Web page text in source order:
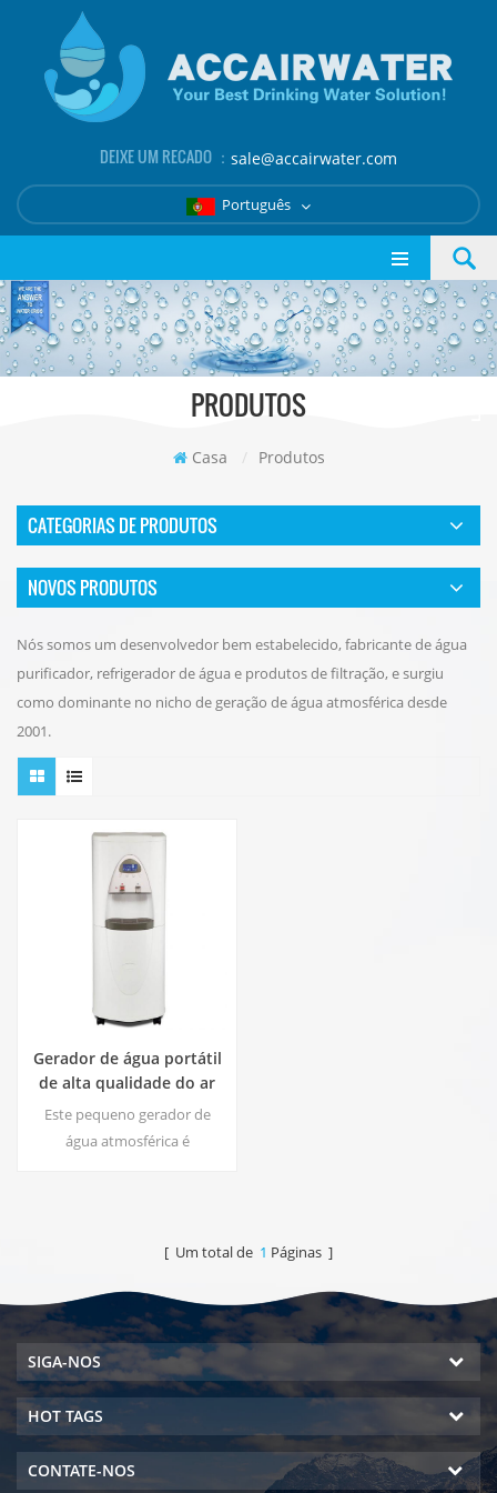
DEIXE UM RECADO ： sale@accairwater.com
Português
PRODUTOS
Casa / Produtos
CATEGORIAS DE PRODUTOS
NOVOS PRODUTOS
Nós somos um desenvolvedor bem estabelecido, fabricante de água
purificador, refrigerador de água e produtos de filtração, e surgiu
como dominante no nicho de geração de água atmosférica desde
2001.
Gerador de água portátil
de alta qualidade do ar
HR-77M
Este pequeno gerador de
água atmosférica é
pura. Saída de água pura[ Um total de 1 Páginas ]
SIGA-NOS
HOT TAGS
CONTATE-NOS